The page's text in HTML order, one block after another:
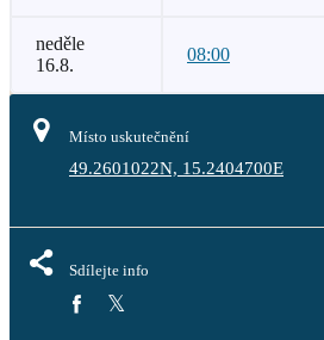
neděle
16.8.
08:00
Místo uskutečnění
49.2601022N, 15.2404700E
Sdílejte info